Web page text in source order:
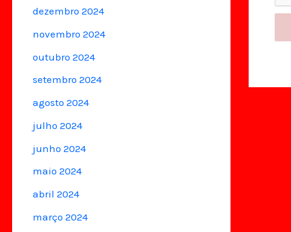
dezembro 2024
novembro 2024
outubro 2024
setembro 2024
agosto 2024
julho 2024
junho 2024
maio 2024
abril 2024
março 2024